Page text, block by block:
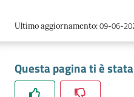
l'impresa
e
Ultimo aggiornamento:09-06-
Questa pagina ti è